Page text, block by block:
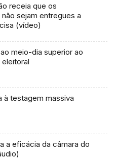
receia que os
sejam entregues a
(vídeo)
meio-dia superior ao
à testagem massiva
a eficácia da câmara do